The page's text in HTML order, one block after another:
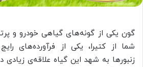
گون یکی از گونه‌های گیاهی خودرو و
شما از کتیرا، یکی از فرآورده‌های
زنبورها به شهد این گیاه علاقه‌ی زیادی